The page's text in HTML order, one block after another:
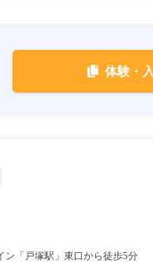
体験・
ン「戸塚駅」東口から徒歩5分